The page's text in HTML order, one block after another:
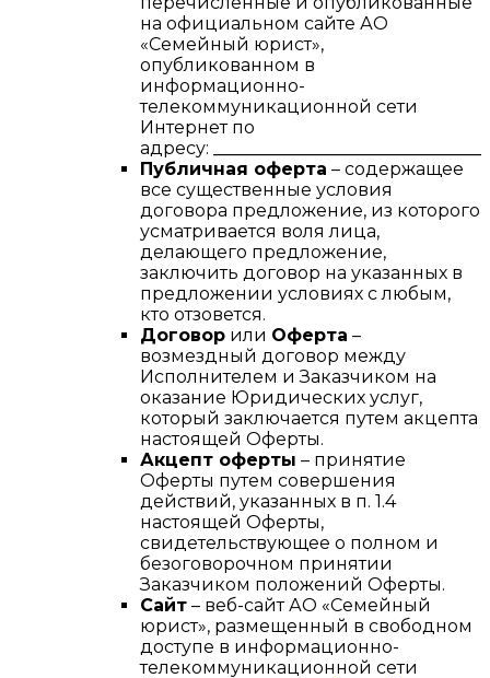
на официальном сайте АО
«Семейный юрист»,
опубликованном в
информационно-
телекоммуникационной сети
Интернет по
адресу:
Публичная оферта – содержащее
все существенные условия
договора предложение, из которого
усматривается воля лица,
делающего предложение,
заключить договор на указанных в
предложении условиях с любым,
кто отзовется.
Договор или Оферта –
возмездный договор между
Исполнителем и Заказчиком на
оказание Юридических услуг,
который заключается путем акцепта
настоящей Оферты.
Акцепт оферты – принятие
Оферты путем совершения
действий, указанных в п. 1.4
настоящей Оферты,
свидетельствующее о полном и
безоговорочном принятии
Заказчиком положений Оферты.
Сайт – веб-сайт АО «Семейный
юрист», размещенный в свободном
доступе в информационно-
телекоммуникационной сети